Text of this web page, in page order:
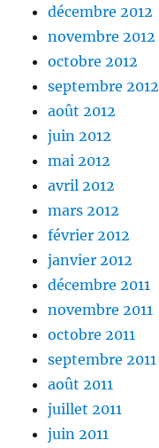
décembre 2012
novembre 2012
octobre 2012
septembre 2012
août 2012
juin 2012
mai 2012
avril 2012
mars 2012
février 2012
janvier 2012
décembre 2011
novembre 2011
octobre 2011
septembre 2011
août 2011
juillet 2011
juin 2011